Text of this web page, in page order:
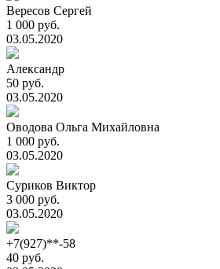
Вересов Сергей
1 000 руб.
03.05.2020
Александр
50 руб.
03.05.2020
Оводова Ольга Михайловна
1 000 руб.
03.05.2020
Суриков Виктор
3 000 руб.
03.05.2020
+7(927)**-58
40 руб.